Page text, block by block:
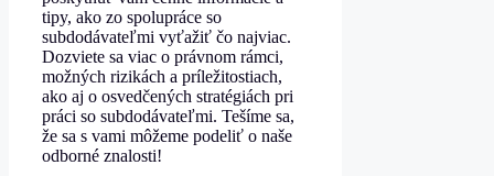
tipy, ako zo spolupráce so
subdodávateľmi vyťažiť čo najviac.
Dozviete sa viac o právnom rámci,
možných rizikách a príležitostiach,
ako aj o osvedčených stratégiách pri
práci so subdodávateľmi. Tešíme sa,
že sa s vami môžeme podeliť o naše
odborné znalosti!